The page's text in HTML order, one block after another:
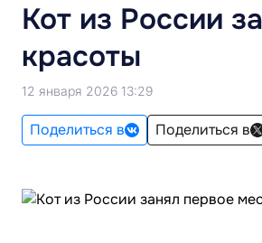
Кот из России
красоты
12 января 2026 13:29
Поделиться в Поделиться в